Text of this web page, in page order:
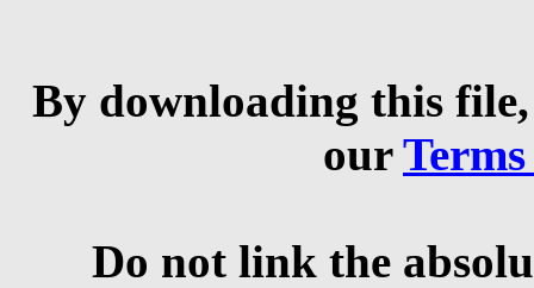
By downloading this
our
Do not link the